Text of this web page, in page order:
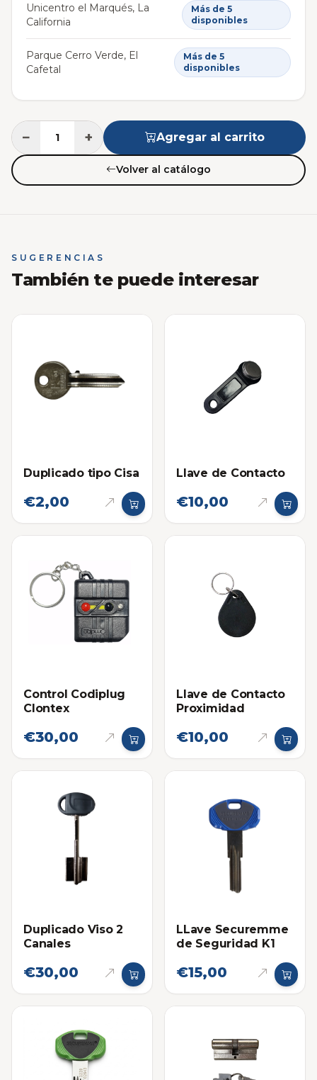
Unicentro el Marqués, La
California
Más de 5
disponibles
Parque Cerro Verde, El
Cafetal
Más de 5
disponibles
− + Agregar al carrito
Volver al catálogo
SUGERENCIAS
También te puede interesar
Duplicado tipo Cisa
€2,00
Llave de Contacto
€10,00
Control Codiplug
Clontex
€30,00
Llave de Contacto
Proximidad
€10,00
Duplicado Viso 2
Canales
€30,00
LLave Securemme
de Seguridad K1
€15,00